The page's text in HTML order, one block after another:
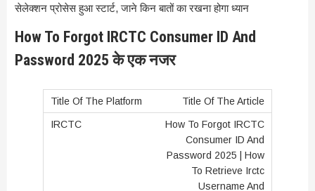
सेलेक्शन प्रोसेस हुआ स्टार्ट, जाने किन बातों का रखना होगा ध्यान
How To Forgot IRCTC Consumer ID And
Password 2025 के एक नजर
Title Of The Article
How To Forgot IRCTC
Consumer ID And
Password 2025 | How
To Retrieve Irctc
Username And